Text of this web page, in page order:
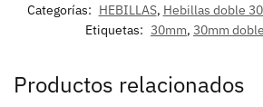
Categorías: HEBILLAS, Hebillas doble
Etiquetas: 30mm, 30mm doble
Productos relacionados